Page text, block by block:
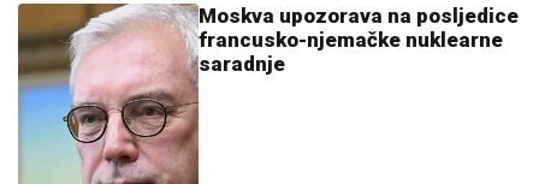
Moskva upozorava na posljedice
francusko-njemačke nuklearne
saradnje